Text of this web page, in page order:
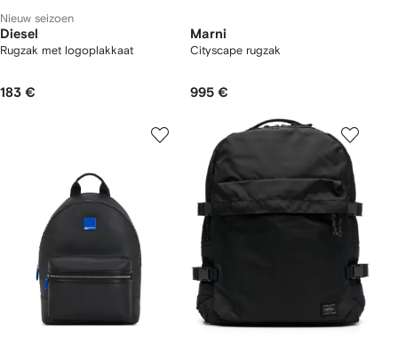
Nieuw seizoen
Diesel
Rugzak met logoplakkaat
183 €
Marni
Cityscape rugzak
995 €